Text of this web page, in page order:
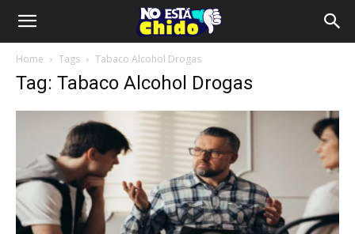
Home Tags Tabaco Alcohol Drogas
Tag: Tabaco Alcohol Drogas